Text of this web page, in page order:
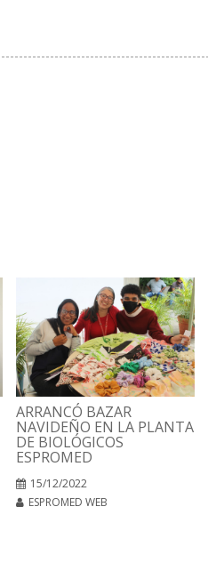
ARRANCÓ BAZAR
NAVIDEÑO EN LA PLANTA
DE BIOLÓGICOS
ESPROMED
15/12/2022
ESPROMED WEB